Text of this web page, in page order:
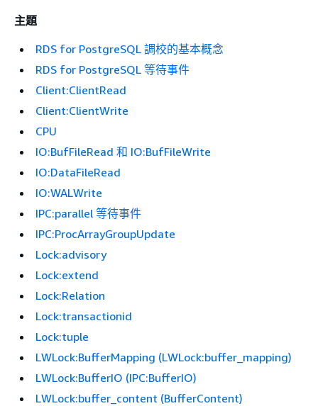
主題
RDS for PostgreSQL 調校的基本概念
RDS for PostgreSQL 等待事件
Client:ClientRead
Client:ClientWrite
CPU
IO:BufFileRead 和 IO:BufFileWrite
IO:DataFileRead
IO:WALWrite
IPC:parallel 等待事件
IPC:ProcArrayGroupUpdate
Lock:advisory
Lock:extend
Lock:Relation
Lock:transactionid
Lock:tuple
LWLock:BufferMapping (LWLock:buffer_mapping)
LWLock:BufferIO (IPC:BufferIO)
LWLock:buffer_content (BufferContent)